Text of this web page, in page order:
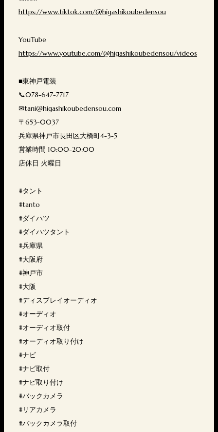
https://www.tiktok.com/@higashikoubedensou
YouTube
https://www.youtube.com/@higashikoubedensou/videos
■東神戸電装
📞078-647-7717
✉tani@higashikoubedensou.com
〒653-0037
兵庫県神戸市長田区大橋町4-3-5
営業時間 10:00-20:00
店休日 火曜日
#タント
#tanto
#ダイハツ
#ダイハツタント
#兵庫県
#大阪府
#神戸市
#大阪
#ディスプレイオーディオ
#オーディオ
#オーディオ取付
#オーディオ取り付け
#ナビ
#ナビ取付
#ナビ取り付け
#バックカメラ
#リアカメラ
#バックカメラ取付